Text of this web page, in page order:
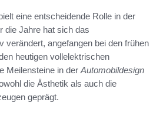
eine entscheidende Rolle in der
die Jahre hat sich das
verändert, angefangen bei den frühen
heutigen vollelektrischen
Meilensteine in der Automobildesign
die Ästhetik als auch die
geprägt.